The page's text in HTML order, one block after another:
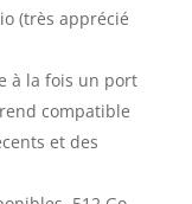
(très apprécié
à la fois un port
compatible
et des